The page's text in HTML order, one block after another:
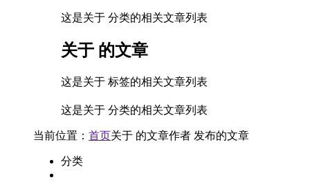
这是关于 分类的相关文章列表
关于 的文章
这是关于 标签的相关文章列表
这是关于 分类的相关文章列表
当前位置： 首页关于 的文章作者 发布的文章
分类